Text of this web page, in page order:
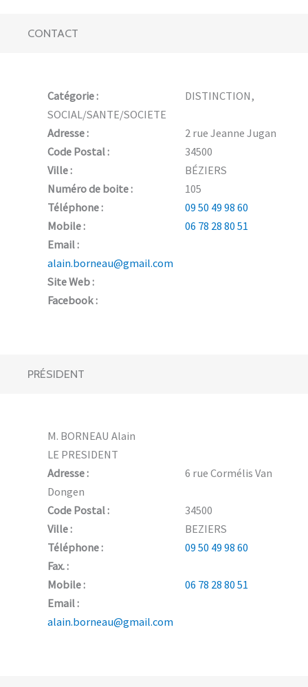
CONTACT
Catégorie :
DISTINCTION,
SOCIAL/SANTE/SOCIETE
Adresse :
2 rue Jeanne Jugan
Code Postal :
34500
Ville :
BÉZIERS
Numéro de boite :
105
Téléphone :
09 50 49 98 60
Mobile :
06 78 28 80 51
Email :
alain.borneau@gmail.com
Site Web :
Facebook :
PRÉSIDENT
M. BORNEAU Alain
LE PRESIDENT
Adresse :
6 rue Cormélis Van
Dongen
Code Postal :
34500
Ville :
BEZIERS
Téléphone :
09 50 49 98 60
Fax. :
Mobile :
06 78 28 80 51
Email :
alain.borneau@gmail.com